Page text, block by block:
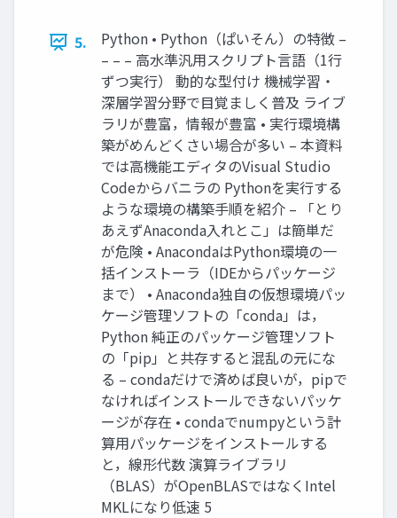
5.
Python • Python（ぱいそん）の特徴 –
– – – 高水準汎用スクリプト言語（1行
ずつ実行） 動的な型付け 機械学習・
深層学習分野で目覚ましく普及 ライブ
ラリが豊富，情報が豊富 • 実行環境構
築がめんどくさい場合が多い – 本資料
では高機能エディタのVisual Studio
Codeからバニラの Pythonを実行する
ような環境の構築手順を紹介 – 「とり
あえずAnaconda入れとこ」は簡単だ
が危険 • AnacondaはPython環境の一
括インストーラ（IDEからパッケージ
まで） • Anaconda独自の仮想環境パッ
ケージ管理ソフトの「conda」は，
Python 純正のパッケージ管理ソフト
の「pip」と共存すると混乱の元にな
る – condaだけで済めば良いが，pipで
なければインストールできないパッケ
ージが存在 • condaでnumpyという計
算用パッケージをインストールする
と，線形代数 演算ライブラリ
（BLAS）がOpenBLASではなくIntel
MKLになり低速 5